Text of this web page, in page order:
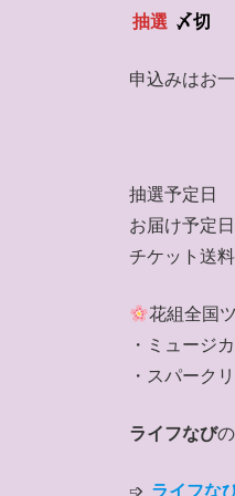
抽選 〆切
申込みはお
抽選予定日
お届け予定
チケット送
花組全国
・ミュージ
・スパーク
ライフなび
➩ ライフな